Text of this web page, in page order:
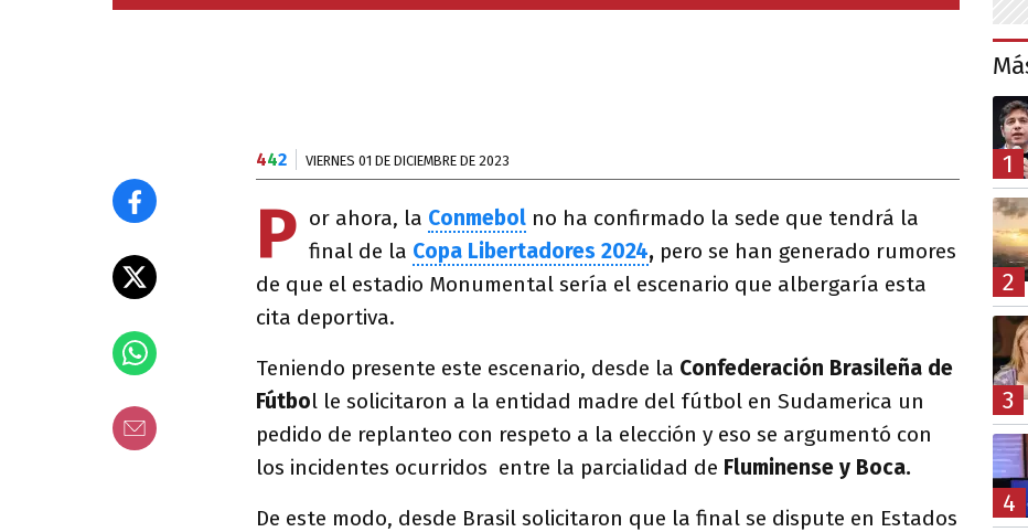
442 VIERNES 01 DE DICIEMBRE DE 2023
P or ahora, la Conmebol no ha confirmado la sede que tendrá la
final de la Copa Libertadores 2024, pero se han generado rumores
de que el estadio Monumental sería el escenario que albergaría esta
cita deportiva.
Teniendo presente este escenario, desde la Confederación Brasileña de
Fútbol le solicitaron a la entidad madre del fútbol en Sudamerica un
pedido de replanteo con respeto a la elección y eso se argumentó con
los incidentes ocurridos entre la parcialidad de Fluminense y Boca.
De este modo, desde Brasil solicitaron que la final se dispute en Estados
1
2
3
4